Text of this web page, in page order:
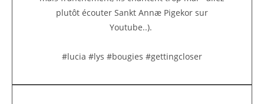
plutôt écouter Sankt Annæ Pigekor sur
Youtube..).
#lucia #lys #bougies #gettingcloser